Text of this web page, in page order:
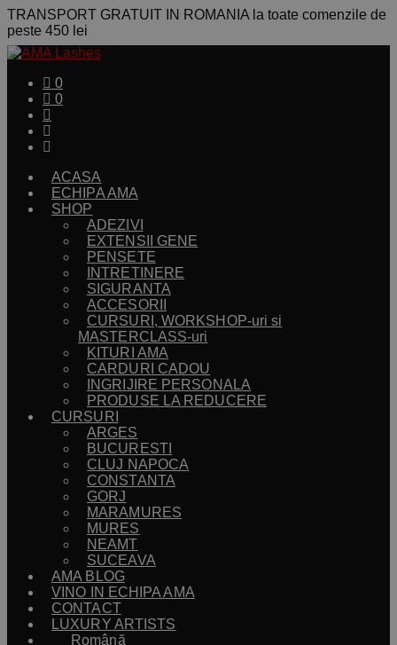
TRANSPORT GRATUIT IN ROMANIA la toate comenzile de
peste 450 lei
0
0
ACASA
ECHIPA AMA
SHOP
ADEZIVI
EXTENSII GENE
PENSETE
INTRETINERE
SIGURANTA
ACCESORII
CURSURI, WORKSHOP-uri si
MASTERCLASS-uri
KITURI AMA
CARDURI CADOU
INGRIJIRE PERSONALA
PRODUSE LA REDUCERE
CURSURI
ARGES
BUCURESTI
CLUJ NAPOCA
CONSTANTA
GORJ
MARAMURES
MURES
NEAMT
SUCEAVA
AMA BLOG
VINO IN ECHIPA AMA
CONTACT
LUXURY ARTISTS
Română